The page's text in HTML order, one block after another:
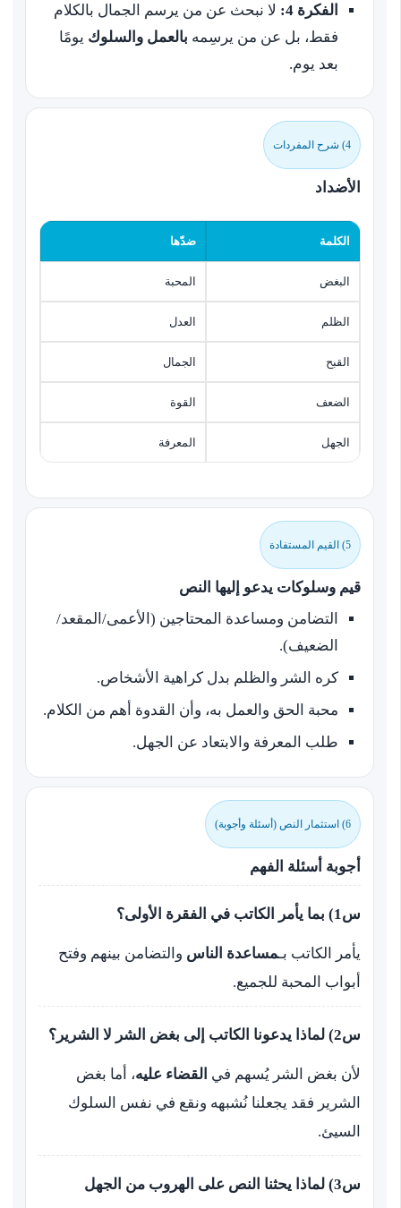
الفكرة 4:
لا نبحث عن من يرسم الجمال بالكلام
فقط، بل عن من يرسِمه بالعمل والسلوك يومًا
بعد يوم.
4) شرح المفردات
الأضداد
الكلمة ضدّها
البغض المحبة
الظلم العدل
القبح الجمال
الضعف القوة
الجهل المعرفة
5) القيم المستفادة
قيم وسلوكات يدعو إليها النص
التضامن ومساعدة المحتاجين (الأعمى/المقعد/
الضعيف).
كره الشر والظلم بدل كراهية الأشخاص.
محبة الحق والعمل به، وأن القدوة أهم من الكلام.
طلب المعرفة والابتعاد عن الجهل.
6) استثمار النص (أسئلة وأجوبة)
أجوبة أسئلة الفهم
س1) بما يأمر الكاتب في الفقرة الأولى؟
يأمر الكاتب بـمساعدة الناس والتضامن بينهم وفتح
أبواب المحبة للجميع.
س2) لماذا يدعونا الكاتب إلى بغض الشر لا الشرير؟
لأن بغض الشر يُسهم في القضاء عليه، أما بغض
الشرير فقد يجعلنا نُشبهه ونقع في نفس السلوك
السيئ.
س3) لماذا يحثنا النص على الهروب من الجهل